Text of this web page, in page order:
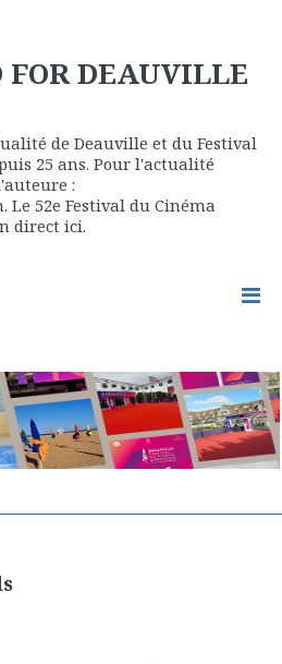
DEAUVILLE
de Deauville et du Festival
25 ans. Pour l'actualité
:
52e Festival du Cinéma
direct ici.